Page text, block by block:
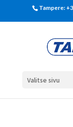
Tampere:
Valitse sivu